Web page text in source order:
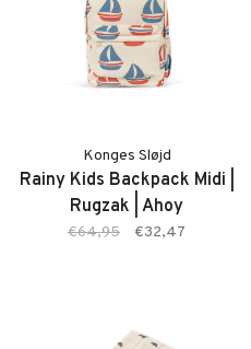
Konges Sløjd
Rainy Kids Backpack Midi |
Rugzak | Ahoy
€64,95 €32,47